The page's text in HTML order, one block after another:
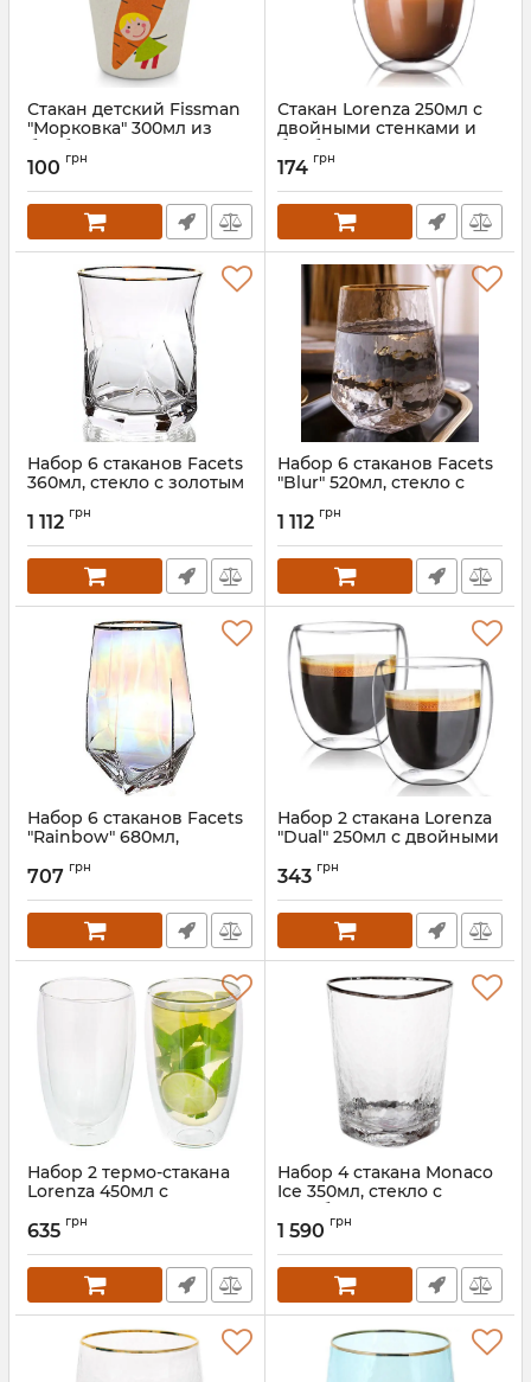
Стакан детский Fissman
"Морковка" 300мл из
бамбукового волокна
Артикул:
100 грн
Стакан Lorenza 250мл с
двойными стенками и
бамбуковой крышкой
Артикул:
174 грн
Набор 6 стаканов Facets
360мл, стекло с золотым
Артикул:
1 112 грн
Набор 6 стаканов Facets
"Blur" 520мл, стекло с
Артикул:
1 112 грн
Набор 6 стаканов Facets
"Rainbow" 680мл,
золотым кантом
Артикул: ST-6699-1
707 грн
Набор 2 стакана Lorenza
"Dual" 250мл с двойными
термостаканы
Артикул: ST-201-31
343 грн
Набор 2 термо-стакана
Lorenza 450мл с
стеклянные
Артикул: BD-599-105
635 грн
Набор 4 стакана Monaco
Ice 350мл, стекло с
серебряным кантом
Артикул:
1 590 грн